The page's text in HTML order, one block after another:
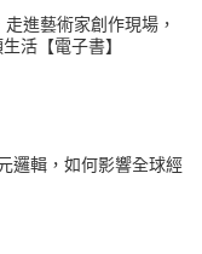
於這趟為期八天的火
明一個大洲、一場革
杜爾行文風趣、有判
更了解世界的歷史學
進藝術家創作現場，
活【電子書】
邏輯，如何影響全球經